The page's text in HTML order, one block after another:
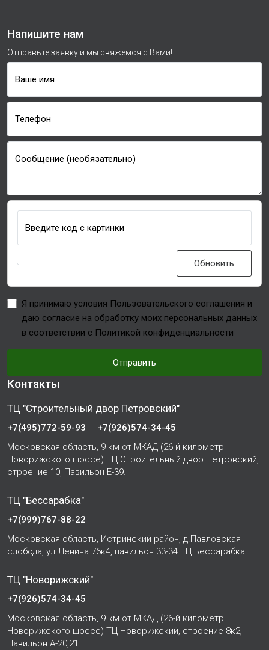
Напишите нам
Отправьте заявку и мы свяжемся с Вами!
Ваше имя
Телефон
Сообщение (необязательно)
Введите код с картинки
Обновить
Я принимаю условия Пользовательского соглашения и
даю согласие на обработку моих персональных данных
в соответствии с Политикой конфиденциальности
Отправить
Контакты
ТЦ "Строительный двор Петровский"
+7(495)772-59-93
+7(926)574-34-45
Московская область, 9 км от МКАД (26-й километр
Новорижского шоссе) ТЦ Строительный двор Петровский,
строение 10, Павильон Е-39.
ТЦ "Бессарабка"
+7(999)767-88-22
Московская область, Истринский район, д.Павловская
слобода, ул.Ленина 76к4, павильон 33-34 ТЦ Бессарабка
ТЦ "Новорижский"
+7(926)574-34-45
Московская область, 9 км от МКАД (26-й километр
Новорижского шоссе) ТЦ Новорижский, строение 8к2,
Павильон А-20,21